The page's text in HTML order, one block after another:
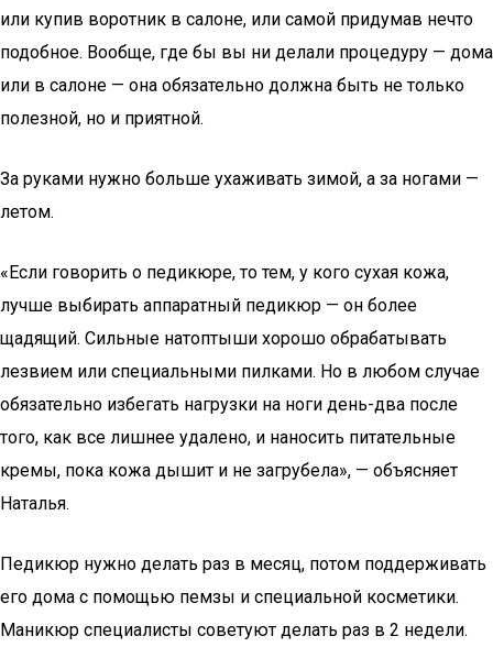
или купив воротник в салоне, или самой придумав нечто
подобное. Вообще, где бы вы ни делали процедуру — дома
или в салоне — она обязательно должна быть не только
полезной, но и приятной.
За руками нужно больше ухаживать зимой, а за ногами —
летом.
«Если говорить о педикюре, то тем, у кого сухая кожа,
лучше выбирать аппаратный педикюр — он более
щадящий. Сильные натоптыши хорошо обрабатывать
лезвием или специальными пилками. Но в любом случае
обязательно избегать нагрузки на ноги день-два после
того, как все лишнее удалено, и наносить питательные
кремы, пока кожа дышит и не загрубела», — объясняет
Наталья.
Педикюр нужно делать раз в месяц, потом поддерживать
его дома с помощью пемзы и специальной косметики.
Маникюр специалисты советуют делать раз в 2 недели.